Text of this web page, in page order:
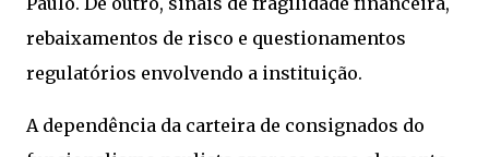
rebaixamentos de risco e questionamentos
regulatórios envolvendo a instituição.
A dependência da carteira de consignados do